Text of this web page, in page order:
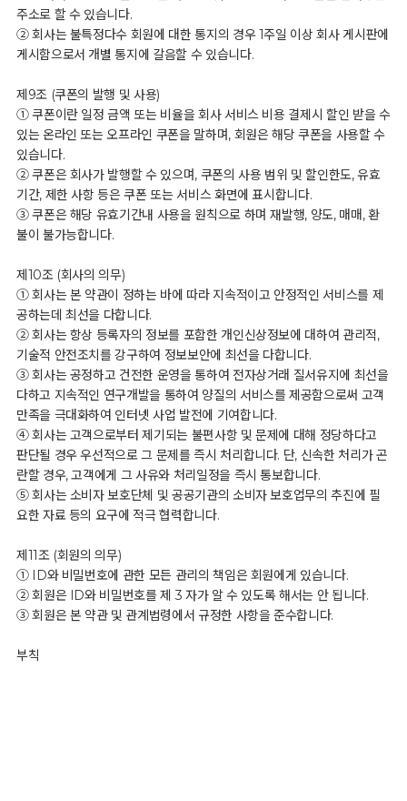
주소로 할 수 있습니다.
② 회사는 불특정다수 회원에 대한 통지의 경우 1주일 이상 회사 게시판에
게시함으로서 개별 통지에 갈음할 수 있습니다.
제9조 (쿠폰의 발행 및 사용)
① 쿠폰이란 일정 금액 또는 비율을 회사 서비스 비용 결제시 할인 받을 수
있는 온라인 또는 오프라인 쿠폰을 말하며, 회원은 해당 쿠폰을 사용할 수
있습니다.
② 쿠폰은 회사가 발행할 수 있으며, 쿠폰의 사용 범위 및 할인한도, 유효
기간, 제한 사항 등은 쿠폰 또는 서비스 화면에 표시합니다.
③ 쿠폰은 해당 유효기간내 사용을 원칙으로 하며 재발행, 양도, 매매, 환
불이 불가능합니다.
제10조 (회사의 의무)
① 회사는 본 약관이 정하는 바에 따라 지속적이고 안정적인 서비스를 제
공하는데 최선을 다합니다.
② 회사는 항상 등록자의 정보를 포함한 개인신상정보에 대하여 관리적,
기술적 안전조치를 강구하여 정보보안에 최선을 다합니다.
③ 회사는 공정하고 건전한 운영을 통하여 전자상거래 질서유지에 최선을
다하고 지속적인 연구개발을 통하여 양질의 서비스를 제공함으로써 고객
만족을 극대화하여 인터넷 사업 발전에 기여합니다.
④ 회사는 고객으로부터 제기되는 불편사항 및 문제에 대해 정당하다고
판단될 경우 우선적으로 그 문제를 즉시 처리합니다. 단, 신속한 처리가 곤
란할 경우, 고객에게 그 사유와 처리일정을 즉시 통보합니다.
⑤ 회사는 소비자 보호단체 및 공공기관의 소비자 보호업무의 추진에 필
요한 자료 등의 요구에 적극 협력합니다.
제11조 (회원의 의무)
① ID와 비밀번호에 관한 모든 관리의 책임은 회원에게 있습니다.
② 회원은 ID와 비밀번호를 제 3 자가 알 수 있도록 해서는 안 됩니다.
③ 회원은 본 약관 및 관계법령에서 규정한 사항을 준수합니다.
부칙